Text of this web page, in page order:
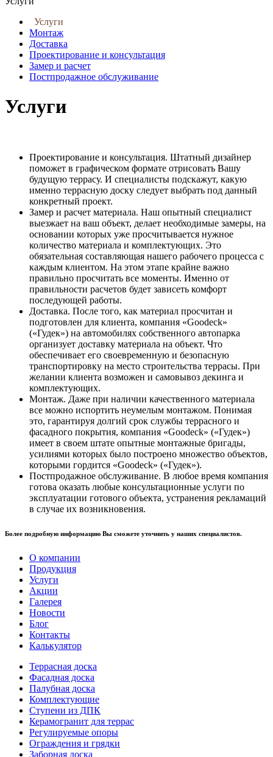
Услуги
Монтаж
Доставка
Проектирование и консультация
Замер и расчет
Постпродажное обслуживание
Услуги
Проектирование и консультация. Штатный дизайнер
поможет в графическом формате отрисовать Вашу
будущую террасу. И специалисты подскажут, какую
именно террасную доску следует выбрать под данный
конкретный проект.
Замер и расчет материала. Наш опытный специалист
выезжает на ваш объект, делает необходимые замеры, на
основании которых уже просчитывается нужное
количество материала и комплектующих. Это
обязательная составляющая нашего рабочего процесса с
каждым клиентом. На этом этапе крайне важно
правильно просчитать все моменты. Именно от
правильности расчетов будет зависеть комфорт
последующей работы.
Доставка. После того, как материал просчитан и
подготовлен для клиента, компания «Goodeck»
(«Гудек») на автомобилях собственного автопарка
организует доставку материала на объект. Что
обеспечивает его своевременную и безопасную
транспортировку на место строительства террасы. При
желании клиента возможен и самовывоз декинга и
комплектующих.
Монтаж. Даже при наличии качественного материала
все можно испортить неумелым монтажом. Понимая
это, гарантируя долгий срок службы террасного и
фасадного покрытия, компания «Goodeck» («Гудек»)
имеет в своем штате опытные монтажные бригады,
усилиями которых было построено множество объектов,
которыми гордится «Goodeck» («Гудек»).
Постпродажное обслуживание. В любое время компания
готова оказать любые консультационные услуги по
эксплуатации готового объекта, устранения рекламаций
в случае их возникновения.
Более подробную информацию Вы сможете уточнить у наших специалистов.
О компании
Продукция
Услуги
Акции
Галерея
Новости
Блог
Контакты
Калькулятор
Террасная доска
Фасадная доска
Палубная доска
Комплектующие
Ступени из ДПК
Керамогранит для террас
Регулируемые опоры
Ограждения и грядки
Заборная доска